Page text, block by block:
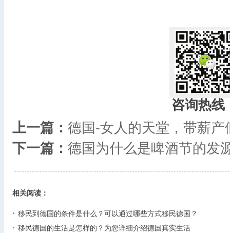
咨询热线
上一篇： 德国-女人的天堂，带薪
下一篇： 德国为什么是啤酒节的发
相关阅读：
移民到德国的条件是什么？可以通过哪些方式移民德国？
移民德国的生活是怎样的？为您详细介绍德国真实生活